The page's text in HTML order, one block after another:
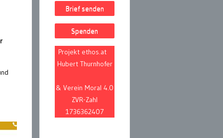
Brief senden
Spenden
Projekt ethos.at
Hubert Thurnhofer
& Verein Moral 4.0
ZVR-Zahl
1736362407